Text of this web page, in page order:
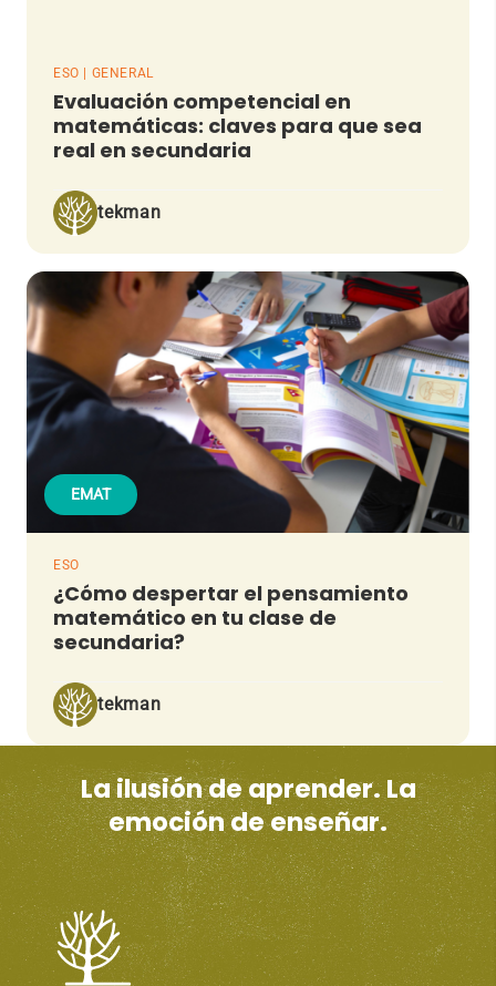
ESO | GENERAL
Evaluación competencial en
matemáticas: claves para que sea
real en secundaria
tekman
EMAT
ESO
¿Cómo despertar el pensamiento
matemático en tu clase de
secundaria?
tekman
La ilusión de aprender. La
emoción de enseñar.